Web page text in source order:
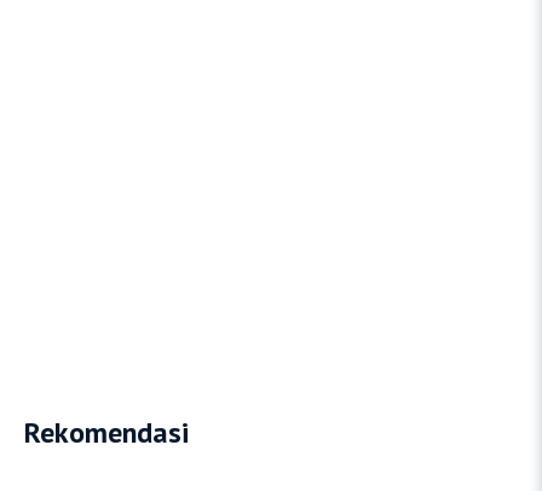
Rekomendasi